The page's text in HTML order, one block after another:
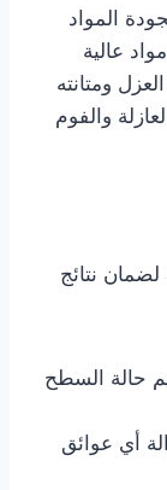
المواد
عالية
ومتانته
والفوم
نتائج
حالة السطح
أي عوائق